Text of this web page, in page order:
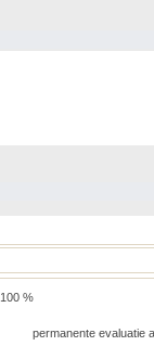
100 %
permanente evaluatie